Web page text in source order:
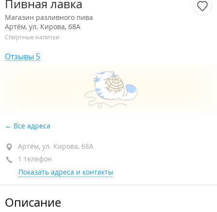
Пивная лавка
Магазин разливного пива
Артём, ул. Кирова, 68А
Спиртные напитки
Отзывы 5
Все адреса
Артём, ул. Кирова, 68А
1 телефон
Показать адреса и контакты
Описание